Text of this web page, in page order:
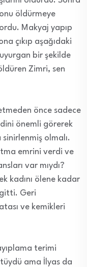
öldürmeye
Makyaj yapıp
çıkıp aşağıdaki
bir şekilde
Zimri, sen
önce sadece
önemli görerek
sinirlenmiş olmalı.
emrini verdi ve
var mıydı?
kadını ölene kadar
Geri
ve kemikleri
terimi
ama İlyas da